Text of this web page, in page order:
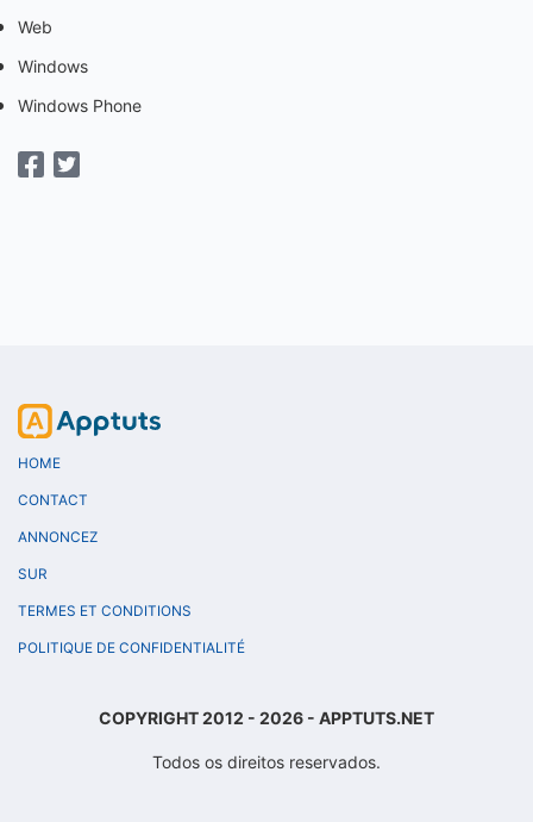
Web
Windows
Windows Phone
HOME
CONTACT
ANNONCEZ
SUR
TERMES ET CONDITIONS
POLITIQUE DE CONFIDENTIALITÉ
COPYRIGHT 2012 - 2026 - APPTUTS.NET
Todos os direitos reservados.